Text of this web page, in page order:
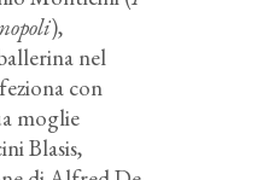
),
nel
con
moglie
Blasis,